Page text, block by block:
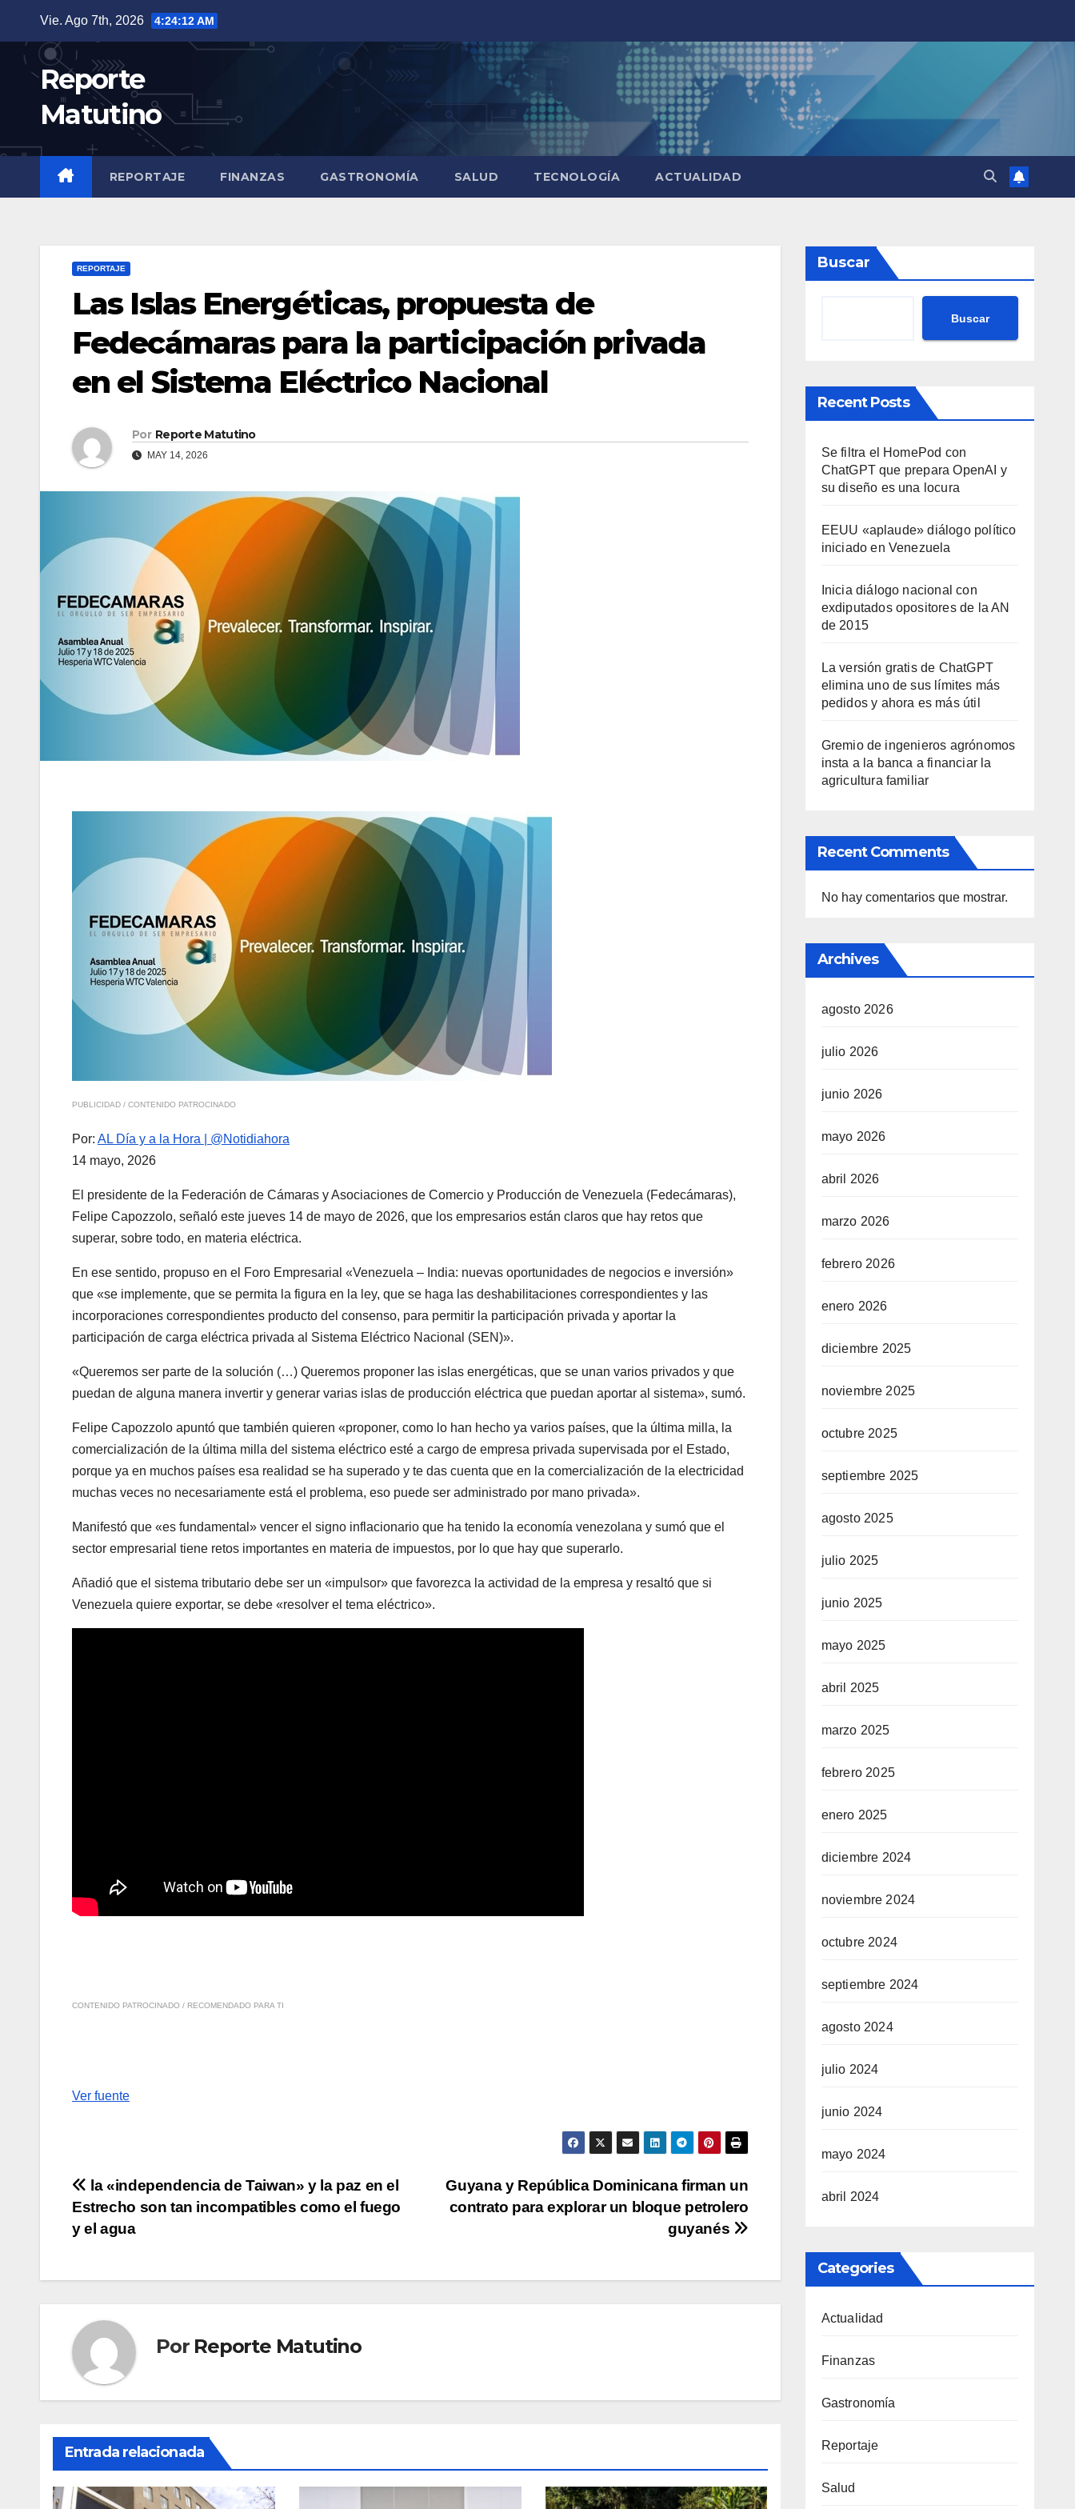
contenido
Vie. Ago 7th, 2026 4:24:13 AM
Reporte
Matutino
REPORTAJE FINANZAS GASTRONOMÍA SALUD TECNOLOGÍA ACTUALIDAD
REPORTAJE
Las Islas Energéticas, propuesta de
Fedecámaras para la participación privada
en el Sistema Eléctrico Nacional
Por Reporte Matutino
MAY 14, 2026
PUBLICIDAD / CONTENIDO PATROCINADO
Por: AL Día y a la Hora | @Notidiahora
14 mayo, 2026
El presidente de la Federación de Cámaras y Asociaciones de Comercio y Producción de Venezuela (Fedecámaras),
Felipe Capozzolo, señaló este jueves 14 de mayo de 2026, que los empresarios están claros que hay retos que
superar, sobre todo, en materia eléctrica.
En ese sentido, propuso en el Foro Empresarial «Venezuela – India: nuevas oportunidades de negocios e inversión»
que «se implemente, que se permita la figura en la ley, que se haga las deshabilitaciones correspondientes y las
incorporaciones correspondientes producto del consenso, para permitir la participación privada y aportar la
participación de carga eléctrica privada al Sistema Eléctrico Nacional (SEN)».
«Queremos ser parte de la solución (…) Queremos proponer las islas energéticas, que se unan varios privados y que
puedan de alguna manera invertir y generar varias islas de producción eléctrica que puedan aportar al sistema», sumó.
Felipe Capozzolo apuntó que también quieren «proponer, como lo han hecho ya varios países, que la última milla, la
comercialización de la última milla del sistema eléctrico esté a cargo de empresa privada supervisada por el Estado,
porque ya en muchos países esa realidad se ha superado y te das cuenta que en la comercialización de la electricidad
muchas veces no necesariamente está el problema, eso puede ser administrado por mano privada».
Manifestó que «es fundamental» vencer el signo inflacionario que ha tenido la economía venezolana y sumó que el
sector empresarial tiene retos importantes en materia de impuestos, por lo que hay que superarlo.
Añadió que el sistema tributario debe ser un «impulsor» que favorezca la actividad de la empresa y resaltó que si
Venezuela quiere exportar, se debe «resolver el tema eléctrico».
CONTENIDO PATROCINADO / RECOMENDADO PARA TI
Ver fuente
Navegación
de
Guyana y República Dominicana firman un
contrato para explorar un bloque petrolero
guyanés
la «independencia de Taiwan» y la paz en el
Estrecho son tan incompatibles como el fuego
y el agua
Por Reporte Matutino
Entrada relacionada
Buscar
Buscar
Recent Posts
Se filtra el HomePod con
ChatGPT que prepara OpenAI y
su diseño es una locura
EEUU «aplaude» diálogo político
iniciado en Venezuela
Inicia diálogo nacional con
exdiputados opositores de la AN
de 2015
La versión gratis de ChatGPT
elimina uno de sus límites más
pedidos y ahora es más útil
Gremio de ingenieros agrónomos
insta a la banca a financiar la
agricultura familiar
Recent Comments
No hay comentarios que mostrar.
Archives
agosto 2026
julio 2026
junio 2026
mayo 2026
abril 2026
marzo 2026
febrero 2026
enero 2026
diciembre 2025
noviembre 2025
octubre 2025
septiembre 2025
agosto 2025
julio 2025
junio 2025
mayo 2025
abril 2025
marzo 2025
febrero 2025
enero 2025
diciembre 2024
noviembre 2024
octubre 2024
septiembre 2024
agosto 2024
julio 2024
junio 2024
mayo 2024
abril 2024
Categories
Actualidad
Finanzas
Gastronomía
Reportaje
Salud